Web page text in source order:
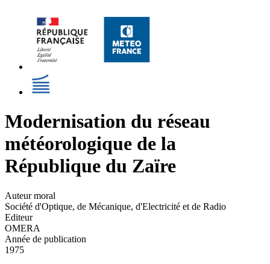
Modernisation du réseau
météorologique de la
République du Zaïre
Auteur moral
Société d'Optique, de Mécanique, d'Electricité et de Radio
Editeur
OMERA
Année de publication
1975